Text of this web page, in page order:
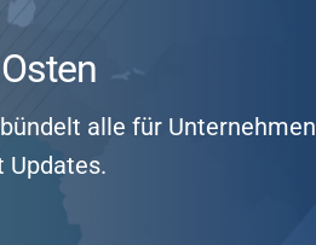
alle für Unternehmen
Updates.